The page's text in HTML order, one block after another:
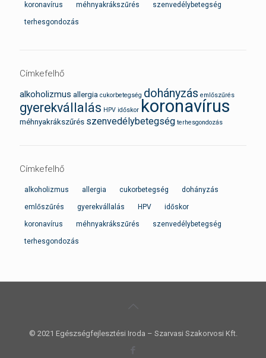
koronavírus méhnyakrákszűrés szenvedélybetegség
terhesgondozás
Címkefelhő
alkoholizmus allergia cukorbetegség dohányzás emlőszűrés
gyerekvállalás HPV időskor koronavírus
méhnyakrákszűrés szenvedélybetegség terhesgondozás
Címkefelhő
alkoholizmus allergia cukorbetegség dohányzás
emlőszűrés gyerekvállalás HPV időskor
koronavírus méhnyakrákszűrés szenvedélybetegség
terhesgondozás
© 2021 Egészségfejlesztési Iroda – Szarvasi Szakorvosi Kft.